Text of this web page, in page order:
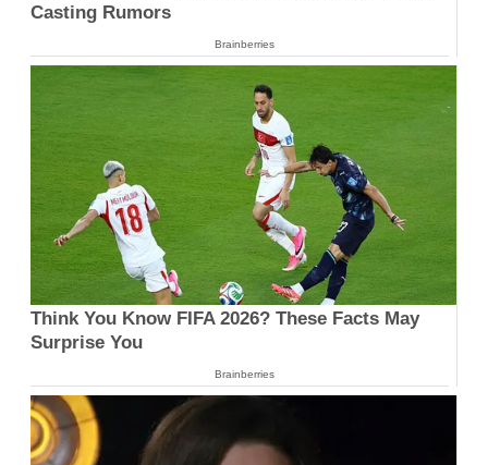
Casting Rumors
Brainberries
Think You Know FIFA 2026? These Facts May
Surprise You
Brainberries